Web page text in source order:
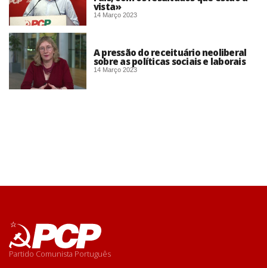
vista»
14 Março 2023
A pressão do receituário neoliberal
sobre as políticas sociais e laborais
14 Março 2023
Partido Comunista Português